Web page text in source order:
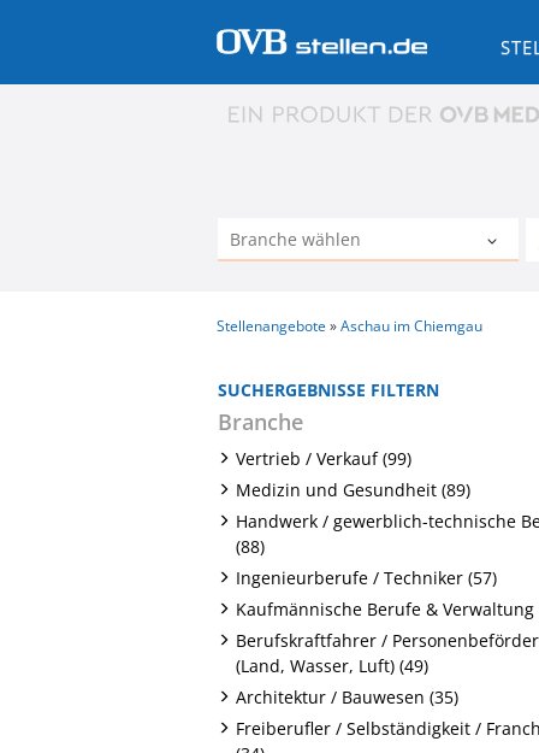
Stellenangebote Aschau im Chiemgau
SUCHERGEBNISSE FILTERN
Branche
Vertrieb / Verkauf (99)
Medizin und Gesundheit (89)
Handwerk / gewerblich-technische
(88)
Ingenieurberufe / Techniker (57)
Kaufmännische Berufe & Verwaltung
Berufskraftfahrer /
(Land, Wasser, Luft) (49)
Architektur / Bauwesen (35)
Freiberufler / Selbständigkeit /